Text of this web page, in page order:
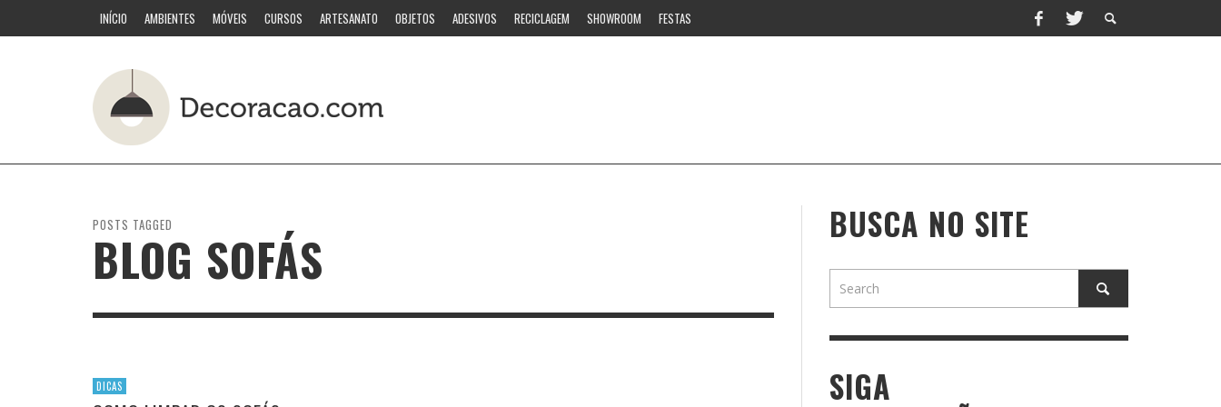
INÍCIO AMBIENTES MÓVEIS CURSOS ARTESANATO OBJETOS ADESIVOS RECICLAGEM SHOWROOM FESTAS
POSTS TAGGED
BLOG SOFÁS
DICAS
BUSCA NO SITE
SIGA